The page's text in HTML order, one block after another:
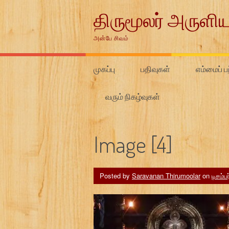
திருமூலர்
அன்பே சிவம்
முகப்பு பதிவுகள் எம்மைப்
வரும் நிகழ்வுகள்
Image [4]
Posted by Saravanan Thirumoolaron